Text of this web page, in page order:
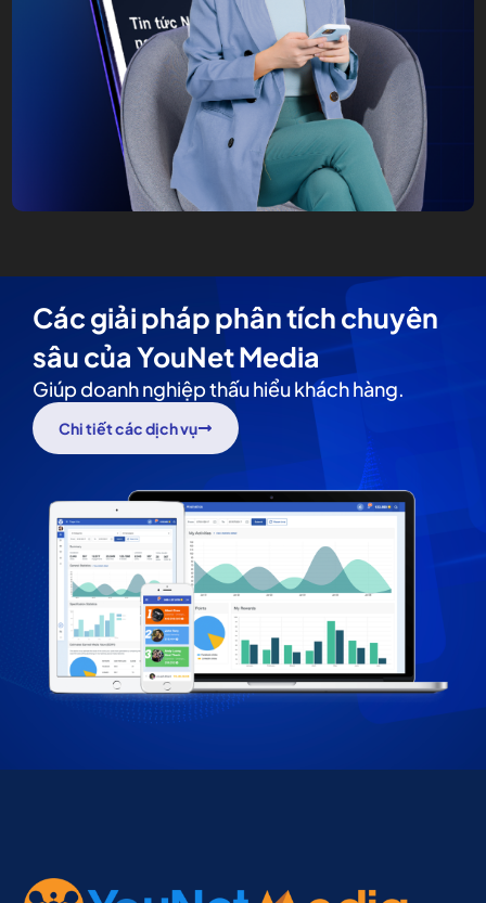
Các giải pháp phân tích chuyên
sâu của YouNet Media
Giúp doanh nghiệp thấu hiểu khách hàng.
Chi tiết các dịch vụ